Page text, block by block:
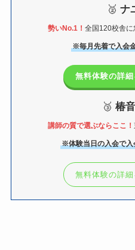
🥈 ナ
勢いNo.1！ 全国120校舎
※毎月先着で入会
無料体験の詳
🥉 椿
講師の質で選ぶならここ！
※体験当日の入会で入
無料体験の詳